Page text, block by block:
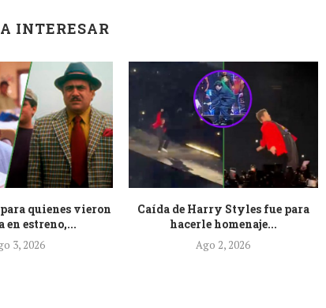
INTERESAR
quienes vieron
estreno,...
3, 2026
Caída de Harry Styles fue para
hacerle homenaje...
Ago 2, 2026